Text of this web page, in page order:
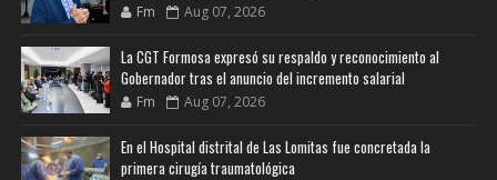
Fm Aug 07, 2026
La CGT Formosa expresó su respaldo y reconocimiento al
Gobernador tras el anuncio del incremento salarial
Fm Aug 07, 2026
En el Hospital distrital de Las Lomitas fue concretada la
primera cirugía traumatológica